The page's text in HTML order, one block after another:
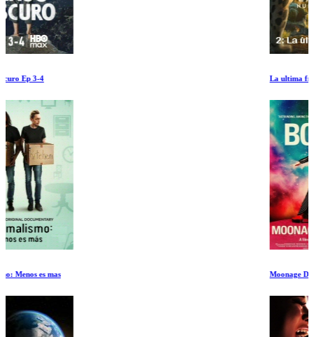
La ultima frontera
Moonage Daydream